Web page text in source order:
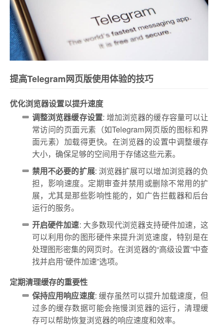
提高Telegram网页版使用体验的技巧
优化浏览器设置以提升速度
调整浏览器缓存设置: 增加浏览器的缓存容量可以让
常访问的页面元素（如Telegram网页版的图标和界
面元素）加载得更快。在浏览器的设置中调整缓存
大小，确保足够的空间用于存储这些元素。
禁用不必要的扩展: 浏览器扩展可以增加浏览器的负
担，影响速度。定期审查并禁用或删除不常用的扩
展，尤其是那些影响性能的，如广告拦截器和后台
运行的服务。
开启硬件加速: 大多数现代浏览器支持硬件加速，这
可以利用你的图形硬件来提升浏览速度，特别是在
处理图形密集的网页时。在浏览器的“高级设置”中查
找并启用“硬件加速”选项。
定期清理缓存的重要性
保持应用响应速度: 缓存虽然可以提升加载速度，但
过多的缓存数据可能会拖慢浏览器的运行，清理缓
存可以帮助恢复浏览器的响应速度和效率。